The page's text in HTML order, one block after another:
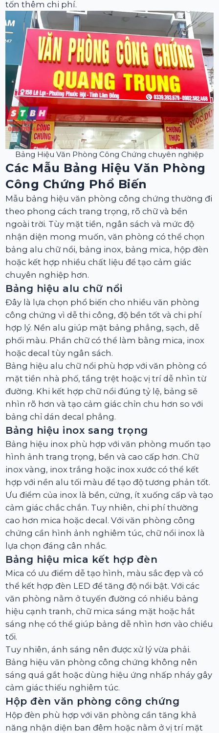
tốn thêm chi phí.
Bảng Hiệu Văn Phòng Công Chứng chuyên nghiệp
Các Mẫu Bảng Hiệu Văn Phòng
Công Chứng Phổ Biến
Mẫu bảng hiệu văn phòng công chứng thường đi
theo phong cách trang trọng, rõ chữ và bền
ngoài trời. Tùy mặt tiền, ngân sách và mức độ
nhận diện mong muốn, văn phòng có thể chọn
bảng alu chữ nổi, bảng inox, bảng mica, hộp đèn
hoặc kết hợp nhiều chất liệu để tạo cảm giác
chuyên nghiệp hơn.
Bảng hiệu alu chữ nổi
Đây là lựa chọn phổ biến cho nhiều văn phòng
công chứng vì dễ thi công, độ bền tốt và chi phí
hợp lý. Nền alu giúp mặt bảng phẳng, sạch, dễ
phối màu. Phần chữ có thể làm bằng mica, inox
hoặc decal tùy ngân sách.
Bảng hiệu alu chữ nổi phù hợp với văn phòng có
mặt tiền nhà phố, tầng trệt hoặc vị trí dễ nhìn từ
đường. Khi kết hợp chữ nổi đúng tỷ lệ, bảng sẽ
nhìn rõ hơn và tạo cảm giác chỉn chu hơn so với
bảng chỉ dán decal phẳng.
Bảng hiệu inox sang trọng
Bảng hiệu inox phù hợp với văn phòng muốn tạo
hình ảnh trang trọng, bền và cao cấp hơn. Chữ
inox vàng, inox trắng hoặc inox xước có thể kết
hợp với nền alu tối màu để tạo độ tương phản tốt.
Ưu điểm của inox là bền, cứng, ít xuống cấp và tạo
cảm giác chắc chắn. Tuy nhiên, chi phí thường
cao hơn mica hoặc decal. Với văn phòng công
chứng cần hình ảnh nghiêm túc, chữ nổi inox là
lựa chọn đáng cân nhắc.
Bảng hiệu mica kết hợp đèn
Mica có ưu điểm dễ tạo hình, màu sắc đẹp và có
thể kết hợp đèn LED để tăng độ nổi bật. Với các
văn phòng nằm ở tuyến đường có nhiều bảng
hiệu cạnh tranh, chữ mica sáng mặt hoặc hắt
sáng nhẹ có thể giúp bảng dễ nhìn hơn vào chiều
tối.
Tuy nhiên, ánh sáng nên được xử lý vừa phải.
Bảng hiệu văn phòng công chứng không nên
sáng quá gắt hoặc dùng hiệu ứng nhấp nháy gây
cảm giác thiếu nghiêm túc.
Hộp đèn văn phòng công chứng
Hộp đèn phù hợp với văn phòng cần tăng khả
năng nhận diện ban đêm hoặc nằm ở vị trí mặt